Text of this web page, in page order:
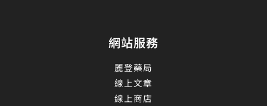
網站服務
麗登藥局
線上文章
線上商店